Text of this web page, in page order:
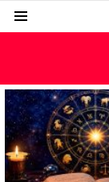
ОСТАННІ
СТАТТІ